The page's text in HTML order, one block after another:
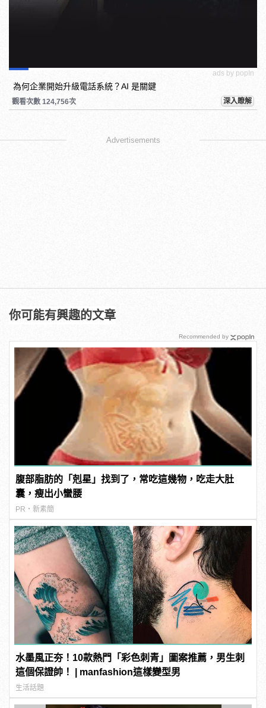
ads by popIn
為何企業開始升級電話系統？AI 是關鍵
觀看次數 124,756次 深入瞭解
Advertisements
你可能有興趣的文章
腹部脂肪的「剋星」找到了，常吃這幾物，吃走大肚
囊，瘦出小蠻腰
PR・新素簡
水墨風正夯！10款熱門「彩色刺青」圖案推薦，男生刺
這個保證帥！ | manfashion這樣變型男
生活話題
Recommended by